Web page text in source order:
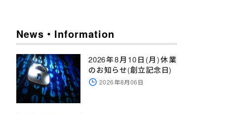
News・Information
2026年8月10日(月)休業
のお知らせ(創立記念日)
2026年8月06日